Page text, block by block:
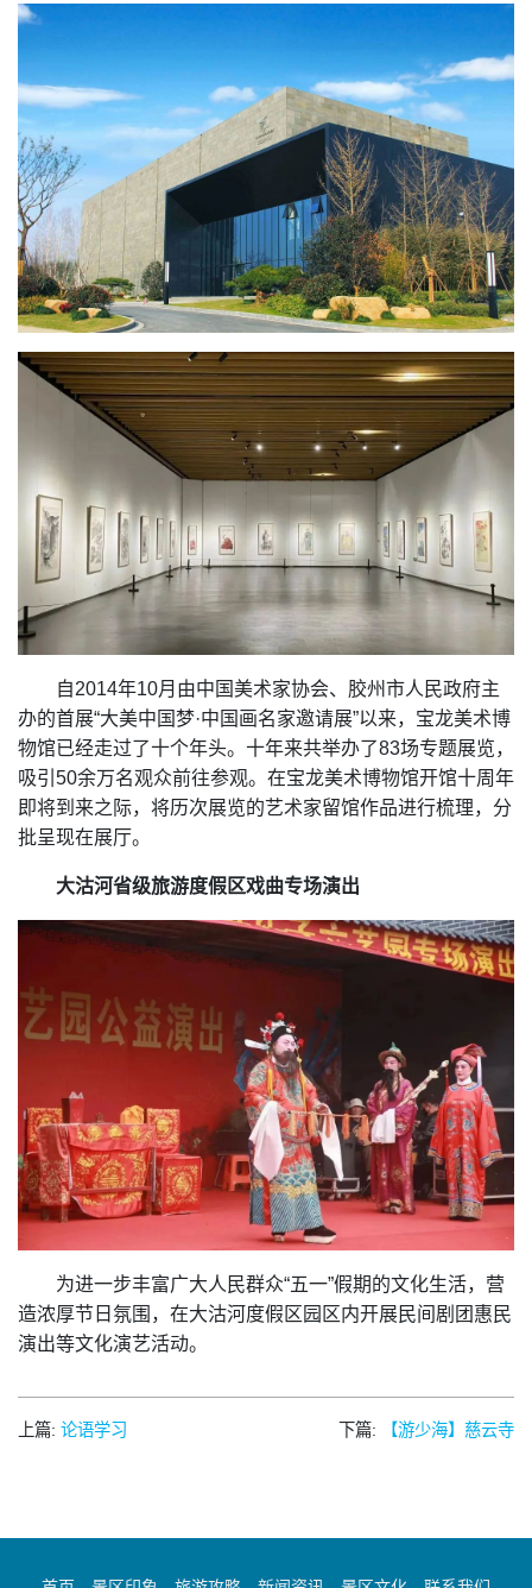
自2014年10月由中国美术家协会、胶州市人民政府主
办的首展“大美中国梦·中国画名家邀请展”以来，宝龙美术博
物馆已经走过了十个年头。十年来共举办了83场专题展览，
吸引50余万名观众前往参观。在宝龙美术博物馆开馆十周年
即将到来之际，将历次展览的艺术家留馆作品进行梳理，分
批呈现在展厅。
大沽河省级旅游度假区戏曲专场演出
为进一步丰富广大人民群众“五一”假期的文化生活，营
造浓厚节日氛围，在大沽河度假区园区内开展民间剧团惠民
演出等文化演艺活动。
上篇: 论语学习 下篇: 【游少海】慈云寺